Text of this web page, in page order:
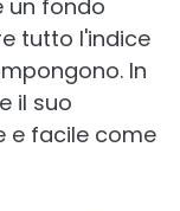
un fondo
tutto l'indice
In
il suo
e facile come